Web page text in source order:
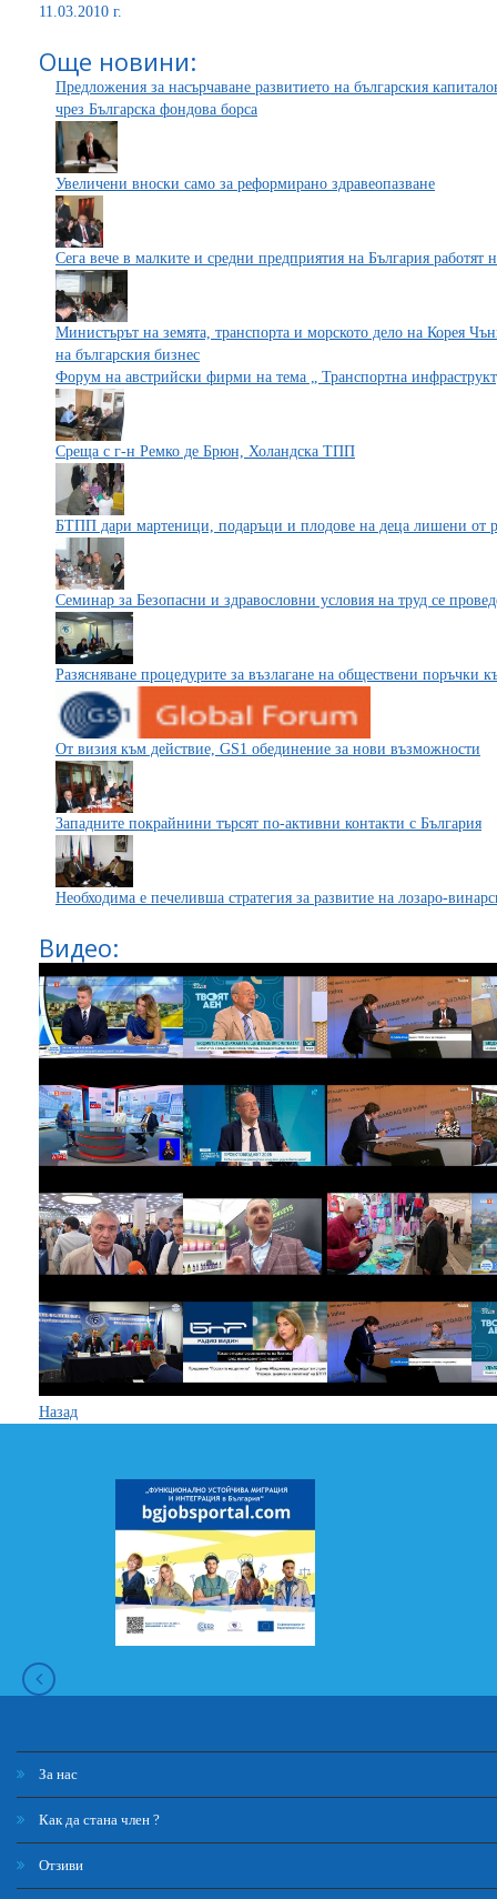
11.03.2010 г.
Още новини:
Предложения за насърчаване развитието на българския
чрез Българска фондова борса
Увеличени вноски само за реформирано здравеопазване
Сега вече в малките и средни предприятия на България
Министърът на земята, транспорта и морското дело на Корея
на българския бизнес
Форум на австрийски фирми на тема „ Транспортна
Среща с г-н Ремко де Брюн, Холандска ТПП
БТПП дари мартеници, подаръци и плодове на деца лишени от
Семинар за Безопасни и здравословни условия на труд се
Разясняване процедурите за възлагане на обществени поръчки
От визия към действие, GS1 обединение за нови възможности
Западните покрайнини търсят по-активни контакти с България
Необходима е печеливша стратегия за развитие на лозаро-
Видео:
Назад
За нас
Как да стана член ?
Отзиви